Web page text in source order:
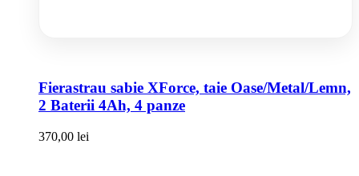
Fierastrau sabie XForce, taie Oase/Metal/Lemn,
2 Baterii 4Ah, 4 panze
370,00 lei